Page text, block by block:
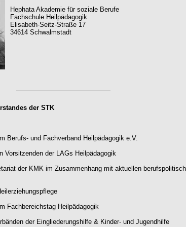
Hephata Akademie für soziale Berufe
Fachschule Heilpädagogik
Elisabeth-Seitz-Straße 17
34614 Schwalmstadt
der STK
Berufs- und Fachverband Heilpädagogik e.V.
Vorsitzenden der LAGs Heilpädagogik
der KMK im Zusammenhang mit aktuellen
Fachbereichstag Heilpädagogik
der Eingliederungshilfe & Kinder- und Jugendhilfe